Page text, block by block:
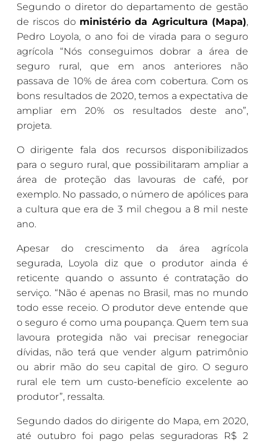
Segundo o diretor do departamento de gestão
de riscos do ministério da Agricultura (Mapa),
Pedro Loyola, o ano foi de virada para o seguro
agrícola “Nós conseguimos dobrar a área de
seguro rural, que em anos anteriores não
passava de 10% de área com cobertura. Com os
bons resultados de 2020, temos a expectativa de
ampliar em 20% os resultados deste ano”,
projeta.
O dirigente fala dos recursos disponibilizados
para o seguro rural, que possibilitaram ampliar a
área de proteção das lavouras de café, por
exemplo. No passado, o número de apólices para
a cultura que era de 3 mil chegou a 8 mil neste
ano.
Apesar do crescimento da área agrícola
segurada, Loyola diz que o produtor ainda é
reticente quando o assunto é contratação do
serviço. “Não é apenas no Brasil, mas no mundo
todo esse receio. O produtor deve entende que
o seguro é como uma poupança. Quem tem sua
lavoura protegida não vai precisar renegociar
dívidas, não terá que vender algum patrimônio
ou abrir mão do seu capital de giro. O seguro
rural ele tem um custo-benefício excelente ao
produtor”, ressalta.
Segundo dados do dirigente do Mapa, em 2020,
até outubro foi pago pelas seguradoras R$ 2